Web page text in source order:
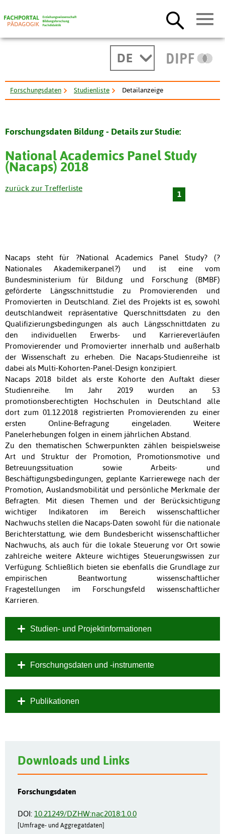
DE
Forschungsdaten Studienliste Detailanzeige
Forschungsdaten Bildung - Details zur Studie:
National Academics Panel Study
(Nacaps) 2018
zurück zur Trefferliste
1
Nacaps steht für ?National Academics Panel Study? (?
Nationales Akademikerpanel?) und ist eine vom
Bundesministerium für Bildung und Forschung (BMBF)
geförderte Längsschnittstudie zu Promovierenden und
Promovierten in Deutschland. Ziel des Projekts ist es, sowohl
deutschlandweit repräsentative Querschnittsdaten zu den
Qualifizierungsbedingungen als auch Längsschnittdaten zu
den individuellen Erwerbs- und Karriereverläufen
Promovierender und Promovierter innerhalb und außerhalb
der Wissenschaft zu erheben. Die Nacaps-Studienreihe ist
dabei als Multi-Kohorten-Panel-Design konzipiert.
Nacaps 2018 bildet als erste Kohorte den Auftakt dieser
Studienreihe. Im Jahr 2019 wurden an 53
promotionsberechtigten Hochschulen in Deutschland alle
dort zum 01.12.2018 registrierten Promovierenden zu einer
ersten Online-Befragung eingeladen. Weitere
Panelerhebungen folgen in einem jährlichen Abstand.
Zu den thematischen Schwerpunkten zählen beispielsweise
Art und Struktur der Promotion, Promotionsmotive und
Betreuungssituation sowie Arbeits- und
Beschäftigungsbedingungen, geplante Karrierewege nach der
Promotion, Auslandsmobilität und persönliche Merkmale der
Befragten. Mit diesen Themen und der Berücksichtigung
wichtiger Indikatoren im Bereich wissenschaftlicher
Nachwuchs stellen die Nacaps-Daten sowohl für die nationale
Berichterstattung, wie dem Bundesbericht wissenschaftlicher
Nachwuchs, als auch für die lokale Steuerung vor Ort sowie
zahlreiche weitere Akteure wichtiges Steuerungswissen zur
Verfügung. Schließlich bieten sie ebenfalls die Grundlage zur
empirischen Beantwortung wissenschaftlicher
Fragestellungen im Forschungsfeld wissenschaftlicher
Karrieren.
Studien- und Projektinformationen
Forschungsdaten und -instrumente
Publikationen
Downloads und Links
Forschungsdaten
DOI: 10. 21249/DZHW:nac2018:1. 0.0
[Umfrage- und Aggregatdaten]